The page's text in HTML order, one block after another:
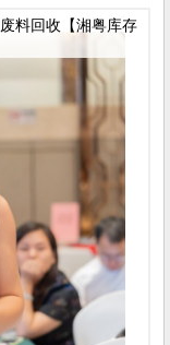
料回收【湘粤库存